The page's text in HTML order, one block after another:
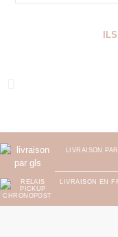
LIVRAISON
LIVRAISON EN